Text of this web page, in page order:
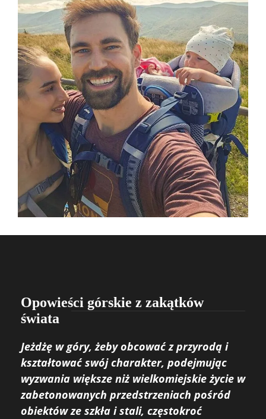
Opowieści górskie z zakątków
świata
Jeżdżę w góry, żeby obcować z przyrodą i
kształtować swój charakter, podejmując
wyzwania większe niż wielkomiejskie życie w
zabetonowanych przedstrzeniach pośród
obiektów ze szkła i stali, częstokroć